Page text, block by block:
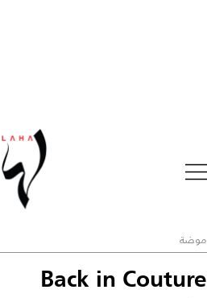
موضة
Back in Couture